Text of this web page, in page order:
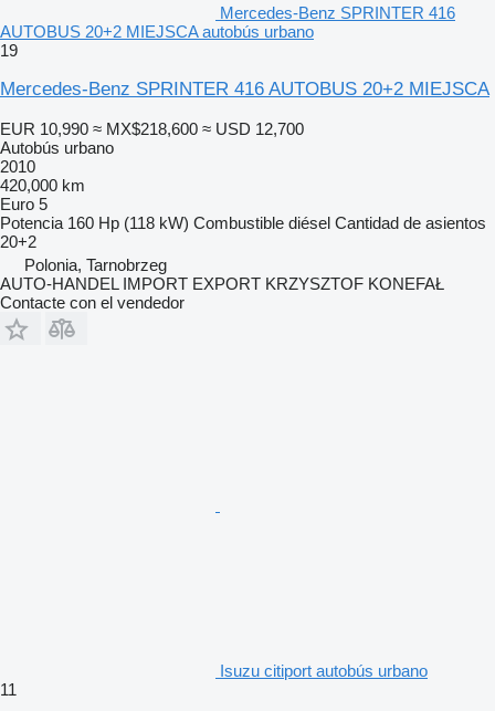
Mercedes-Benz SPRINTER 416
AUTOBUS 20+2 MIEJSCA autobús urbano
19
Mercedes-Benz SPRINTER 416 AUTOBUS 20+2 MIEJSCA
EUR 10,990 ≈ MX$218,600 ≈ USD 12,700
Autobús urbano
2010
420,000 km
Euro 5
Potencia 160 Hp (118 kW) Combustible diésel Cantidad de asientos
20+2
Polonia, Tarnobrzeg
AUTO-HANDEL IMPORT EXPORT KRZYSZTOF KONEFAŁ
Contacte con el vendedor
Isuzu citiport autobús urbano
11